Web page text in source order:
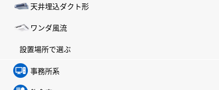
天井埋込ダクト形
ワンダ風流
設置場所で選ぶ
事務所系